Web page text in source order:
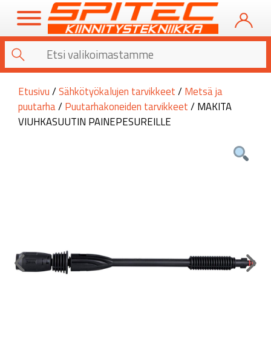
Etusivu /Sähkötyökalujen tarvikkeet / Metsä ja
puutarha/ Puutarhakoneiden tarvikkeet / MAKITA
VIUHKASUUTIN PAINEPESUREILLE